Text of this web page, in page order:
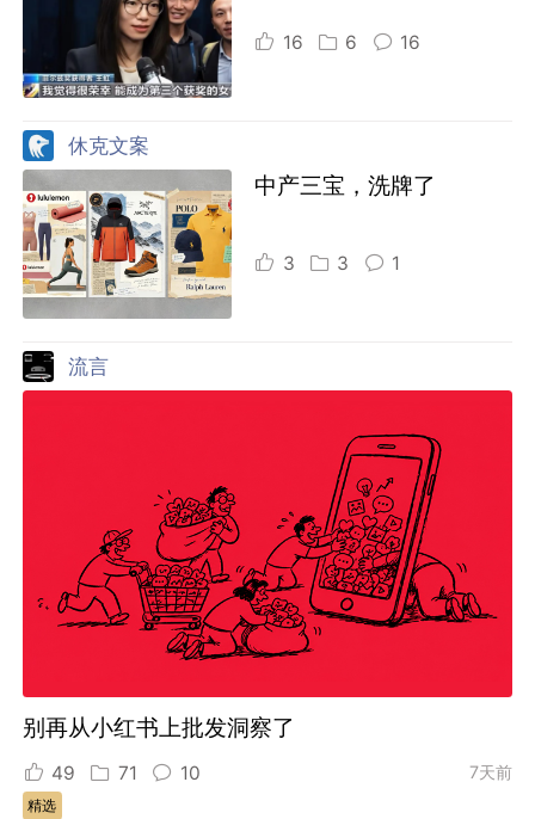
16 6 16
休克文案
中产三宝，洗牌了
3 3 1
流言
别再从小红书上批发洞察了
49 71 10 7天前
精选